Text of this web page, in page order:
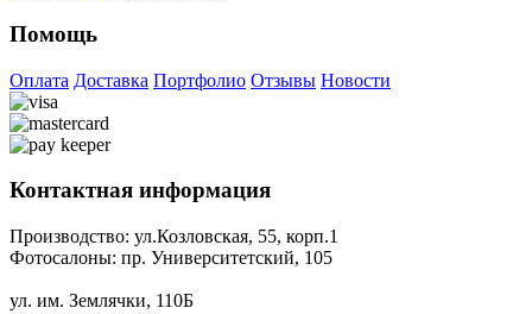
Помощь
Оплата Доставка Портфолио Отзывы Новости
Контактная информация
Производство: ул.Козловская, 55, корп.1
Фотосалоны: пр. Университетский, 105
ул. им. Землячки, 110Б